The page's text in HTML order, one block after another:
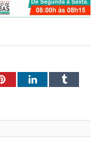
PinterestLinkedInTumblr